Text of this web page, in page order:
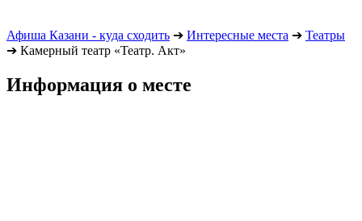
Афиша Казани - куда сходить ➔ Интересные места ➔ Театры
➔ Камерный театр «Театр. Акт»
Информация о месте